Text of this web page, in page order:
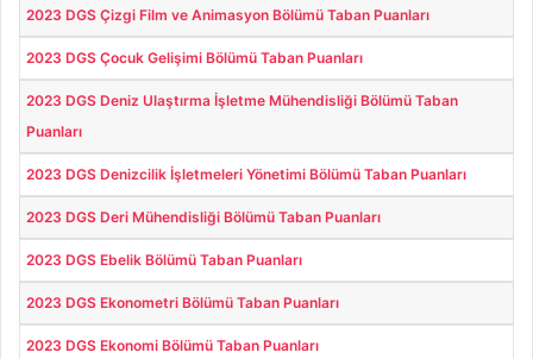
2023 DGS Çizgi Film ve Animasyon Bölümü Taban Puanları
2023 DGS Çocuk Gelişimi Bölümü Taban Puanları
2023 DGS Deniz Ulaştırma İşletme Mühendisliği Bölümü Taban
Puanları
2023 DGS Denizcilik İşletmeleri Yönetimi Bölümü Taban Puanları
2023 DGS Deri Mühendisliği Bölümü Taban Puanları
2023 DGS Ebelik Bölümü Taban Puanları
2023 DGS Ekonometri Bölümü Taban Puanları
2023 DGS Ekonomi Bölümü Taban Puanları